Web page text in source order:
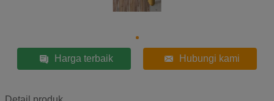
Harga terbaik Hubungi kami